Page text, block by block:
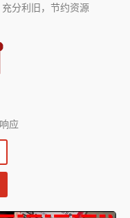
充分利旧，节约资源
应